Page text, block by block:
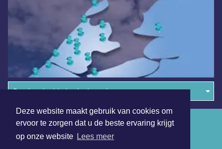
Deze website maakt gebruik van cookies om
ervoor te zorgen dat u de beste ervaring krijgt
op onze website Lees meer
Overige dagbladen in de regio
Algemene voorwaarden
Disclaimer